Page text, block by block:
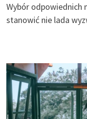
Wybór odpowiednich
stanowić nie lada